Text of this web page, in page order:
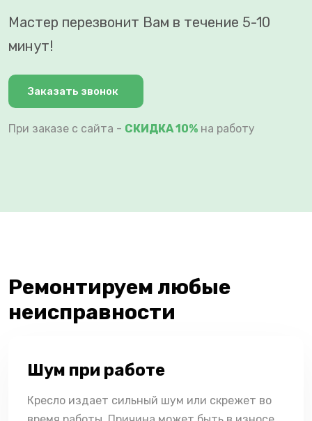
Мастер перезвонит Вам в течение 5-10
минут!
Заказать звонок
При заказе с сайта - СКИДКА 10% на работу
Ремонтируем любые
неисправности
Шум при работе
Кресло издает сильный шум или скрежет во